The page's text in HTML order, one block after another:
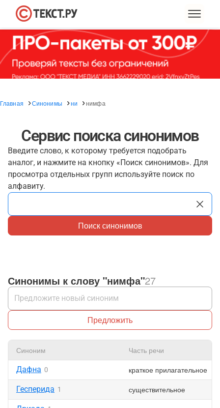
Главная Синонимы ни нимфа
Сервис поиска синонимов
Введите слово, к которому требуется подобрать
аналог, и нажмите на кнопку «Поиск синонимов». Для
просмотра отдельных групп используйте поиск по
алфавиту.
Поиск синонимов
Синонимы к слову "нимфа"27
Предложить
Синоним Часть речи
Дафна 0 краткое прилагательное
Гесперида 1 существительное